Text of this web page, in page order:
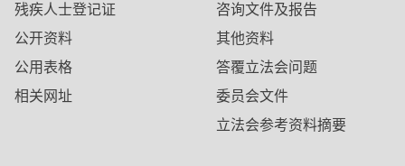
残疾人士登记证
公开资料
公用表格
相关网址
咨询文件及报告
其他资料
答覆立法会问题
委员会文件
立法会参考资料摘要